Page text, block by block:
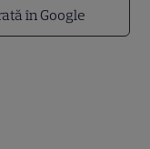
în Google